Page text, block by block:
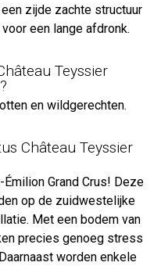
zijde zachte structuur
een lange afdronk.
Teyssier
en wildgerechten.
Château Teyssier
Grand Crus! Deze
op de zuidwestelijke
Met een bodem van
precies genoeg stress
worden enkele